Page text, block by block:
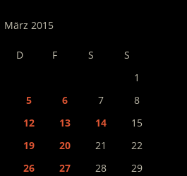
März 2015
D F S
S
1
5 6 7
8
12 13 14
15
19 20 21
22
26 27 28
29